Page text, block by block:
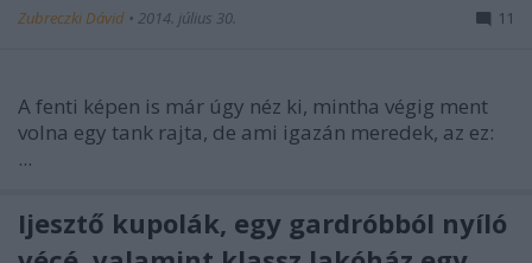
Zubreczki Dávid • 2014. július 30. 11
A fenti képen is már úgy néz ki, mintha végig ment
volna egy tank rajta, de ami igazán meredek, az ez:
...
Ijesztő kupolák, egy gardróbból nyíló